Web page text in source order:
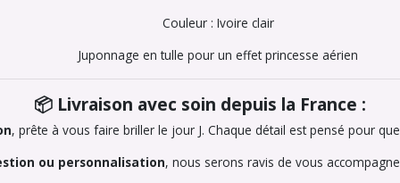
Couleur : Ivoire clair
Juponnage en tulle pour un effet princesse aérien
📦 Livraison avec soin depuis la France :
, prête à vous faire briller le jour J. Chaque détail est pensé pour
ou personnalisation, nous serons ravis de vous